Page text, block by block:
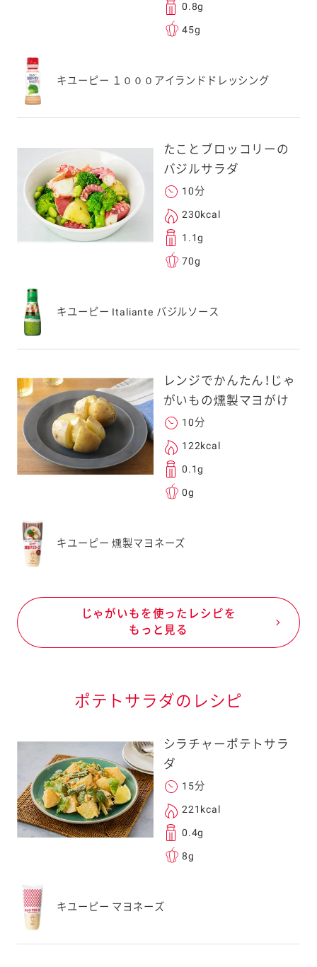
メールをお送りい
のメールアドレス
」を受信を許可
ご利用ください。
します。
レスは、本サービ
。当社はこの情報
ことはございませ
0.8g
45g
キユーピー １０００アイランドドレッシング
たことブロッコリーの
バジルサラダ
10分
230kcal
1.1g
70g
キユーピー Italiante バジルソース
レンジでかんたん！じゃ
がいもの燻製マヨがけ
10分
122kcal
0.1g
0g
キユーピー 燻製マヨネーズ
じゃがいもを使ったレシピを
もっと見る
ポテトサラダのレシピ
シラチャーポテトサラ
ダ
15分
221kcal
0.4g
8g
キユーピー マヨネーズ